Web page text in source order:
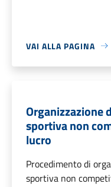
VAI ALLA PAGINA
Organizzazione
sportiva non
lucro
Procedimento di
sportiva non